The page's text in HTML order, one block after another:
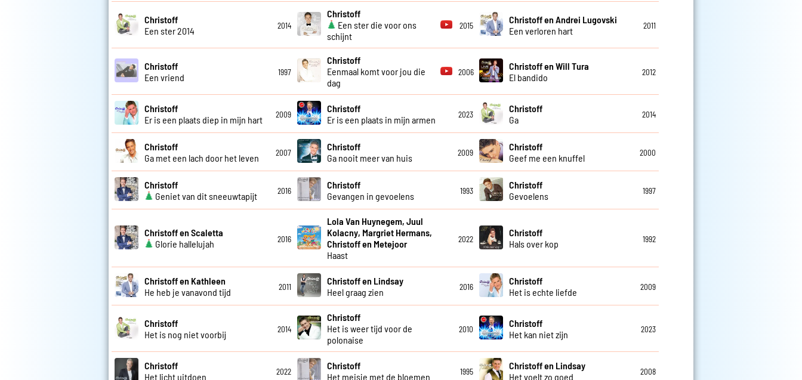
Christoff
Een ster 2014
2014
Christoff
Een ster die voor ons
schijnt
2015
Christoff en Andrei Lugovski
Een verloren hart
2011
Christoff
Een vriend
1997
Christoff
Eenmaal komt voor jou die
dag
2006
Christoff en Will Tura
El bandido
2012
Christoff
Er is een plaats diep in mijn hart
2009
Christoff
Er is een plaats in mijn armen
2023
Christoff
Ga
2014
Christoff
Ga met een lach door het leven
2007
Christoff
Ga nooit meer van huis
2009
Christoff
Geef me een knuffel
2000
Christoff
Geniet van dit sneeuwtapijt
2016
Christoff
Gevangen in gevoelens
1993
Christoff
Gevoelens
1997
Christoff en Scaletta
Glorie hallelujah
2016
Lola Van Huynegem, Juul
Kolacny, Margriet Hermans,
Christoff en Metejoor
Haast
2022
Christoff
Hals over kop
1992
Christoff en Kathleen
He heb je vanavond tijd
2011
Christoff en Lindsay
Heel graag zien
2016
Christoff
Het is echte liefde
2009
Christoff
Het is nog niet voorbij
2014
Christoff
Het is weer tijd voor de
polonaise
2010
Christoff
Het kan niet zijn
2023
Christoff
Het licht uitdoen
2022
Christoff
Het meisje met de bloemen
1995
Christoff en Lindsay
Het voelt zo goed
2008